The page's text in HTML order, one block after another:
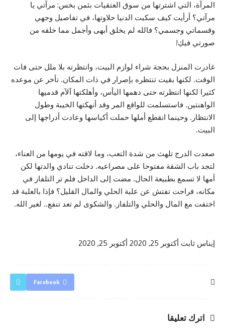
المرآة، التي اشترتها من سوق العتقيات بثمن بخس: مرآتي يا
مرآتي؟ أرأيت كيف سكبت الدنيا حلاوتها، في تفاصيل وجهي
وقسماتي وجسمي؟ فالله لم يخلق أبهى وأجمل مما خلقه من
صورتي فيكِ!
غادرت المنزل بحجة شراء لوازم البيت، وانتظرته بلا ملل حتى فات
الوقت. لكنها بقيت تنتظره بإصرار في ذات المكان. تأخر عن موعده
كثيرا لكنها انتظرته حتى دهمها اليأس، وأهلكتها آلآم قدميها
الواهنتين. فاستسلمت للواقع المر وقد أنهكتها الخيبة وطول
الانتظار. وحينما انقطع أملها حملت أكياسها وعادت أدراجها إلى
البيت.
صعدت الدرج تلهث من شدة التعب، وما لاقته في يومها من العناء،
لتجد باب الشقة مفتوحا على مصراعيه. دخلت تنادي والدتها لكن
أمها لا تسمع بطبيعة الحال. مضت إلى الداخل فلم تر التلفاز في
مكانه، فراحت تفتش عن علبة الحلي والمال القليل؟ فإذا بالعلبة قد
اختفت مع المال والحلي والتلفاز. والشكوى لم تعد تنفع.. لغير الله.
إيناس ثابت أكتوبر 25, 2020 أكتوبر 25, 2020
Facebook
اترك تعليقا